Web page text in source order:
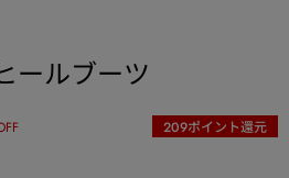
ールブーツ
209ポイント還元